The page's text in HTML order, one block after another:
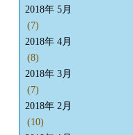
2018年 5月
(7)
2018年 4月
(8)
2018年 3月
(7)
2018年 2月
(10)